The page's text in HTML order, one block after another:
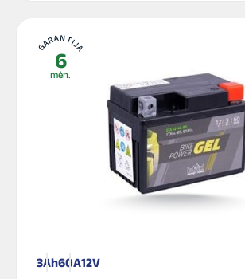
GARANTIJA
6
mėn.
3Ah60A12V